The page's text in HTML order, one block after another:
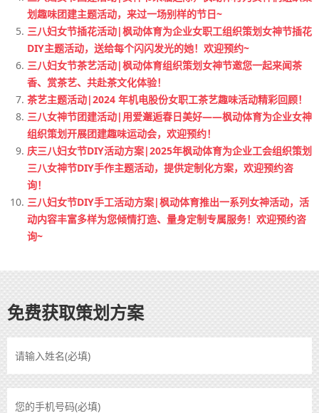
划趣味团建主题活动，来过一场别样的节日~
三八妇女节插花活动|枫动体育为企业女职工组织策划女神节插花
DIY主题活动，送给每个闪闪发光的她！欢迎预约~
三八妇女节茶艺活动|枫动体育组织策划女神节邀您一起来闻茶
香、赏茶艺、共赴茶文化体验！
茶艺主题活动|2024 年机电股份女职工茶艺趣味活动精彩回顾！
三八女神节团建活动|用爱邂逅春日美好——枫动体育为企业女神
组织策划开展团建趣味运动会，欢迎预约！
庆三八妇女节DIY活动方案|2025年枫动体育为企业工会组织策划
三八女神节DIY手作主题活动，提供定制化方案，欢迎预约咨
询！
三八妇女节DIY手工活动方案|枫动体育推出一系列女神活动，活
动内容丰富多样为您倾情打造、量身定制专属服务！欢迎预约咨
询~
免费获取策划方案